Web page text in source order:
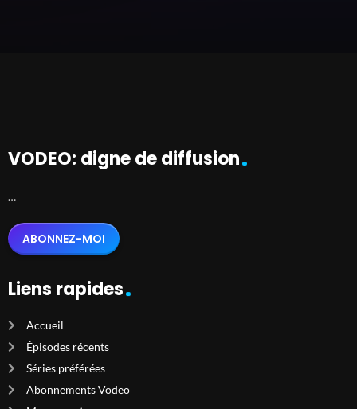
VODEO: digne de diffusion
…
ABONNEZ-MOI
Liens rapides
Accueil
Épisodes récents
Séries préférées
Abonnements Vodeo